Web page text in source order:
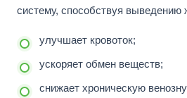
систему, способствуя выведению
улучшает кровоток;
ускоряет обмен веществ;
снижает хроническую